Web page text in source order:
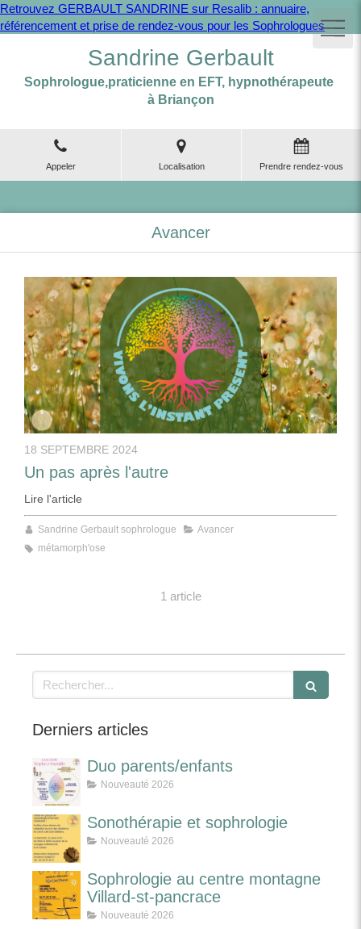
Retrouvez GERBAULT SANDRINE sur Resalib : annuaire,
référencement et prise de rendez-vous pour les Sophrologues
Sandrine Gerbault
Sophrologue,praticienne en EFT, hypnothérapeute
à Briançon
Appeler Localisation Prendre rendez-vous
Avancer
18 SEPTEMBRE 2024
Un pas après l'autre
Lire l'article
Sandrine Gerbault sophrologue
Avancer
métamorph'ose
1 article
Rechercher
Derniers articles
Duo parents/enfants
Nouveauté 2026
Sonothérapie et sophrologie
Nouveauté 2026
Sophrologie au centre montagne
Villard-st-pancrace
Nouveauté 2026